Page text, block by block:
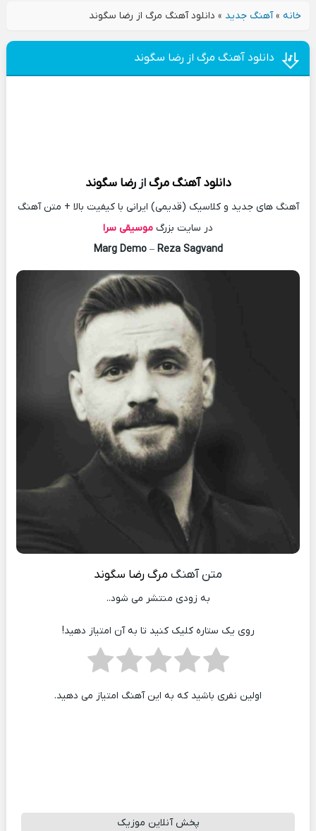
خانه»آهنگ جدید » دانلود آهنگ مرگ از رضا سگوند
دانلود آهنگ مرگ از رضا سگوند
دانلود آهنگ مرگ ازرضا سگوند
آهنگ های جدید و کلاسیک (قدیمی) ایرانی با کیفیت بالا + متن آهنگ
در سایت بزرگ موسیقی سرا
Marg Demo– Reza Sagvand
متن آهنگ مرگ رضا سگوند
به زودی منتشر می شود..
روی یک ستاره کلیک کنید تا به آن امتیاز دهید!
اولین نفری باشید که به این آهنگ امتیاز می دهید.
پخش آنلاین موزیک